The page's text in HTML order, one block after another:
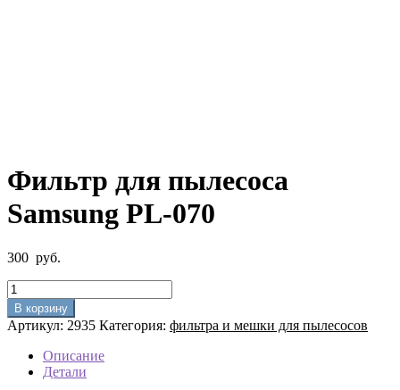
Фильтр для пылесоса
Samsung PL-070
300 руб.
Количество
товара
Фильтр
для
пылесоса
Samsung
В корзину
Артикул: 2935 Категория: фильтра и мешки для пылесосов
Описание
Детали